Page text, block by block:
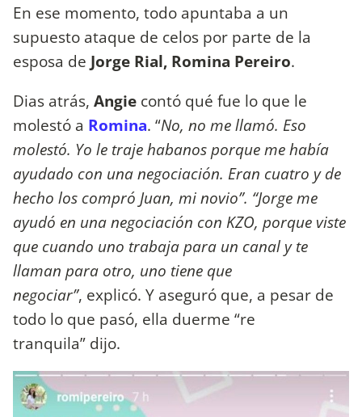
En ese momento, todo apuntaba a un
supuesto ataque de celos por parte de la
esposa de Jorge Rial, Romina Pereiro.
Dias atrás, Angie contó qué fue lo que le
molestó a Romina. “No, no me llamó. Eso
molestó. Yo le traje habanos porque me había
ayudado con una negociación. Eran cuatro y de
hecho los compró Juan, mi novio”. “Jorge me
ayudó en una negociación con KZO, porque viste
que cuando uno trabaja para un canal y te
llaman para otro, uno tiene que
negociar”, explicó. Y aseguró que, a pesar de
todo lo que pasó, ella duerme “re
tranquila” dijo.